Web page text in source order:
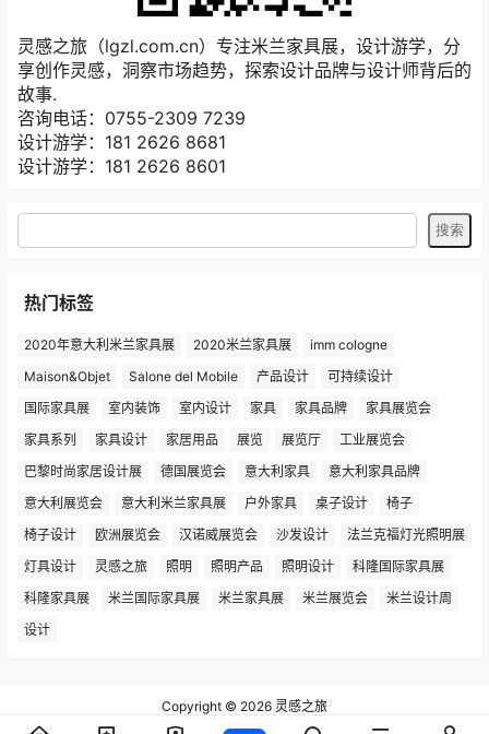
灵感之旅（lgzl.com.cn）专注米兰家具展，设计游学，分
享创作灵感，洞察市场趋势，探索设计品牌与设计师背后的
故事.
咨询电话：0755-2309 7239
设计游学：181 2626 8681
设计游学：181 2626 8601
热门标签
2020年意大利米兰家具展 2020米兰家具展
imm cologne
Maison&Objet
Salone del Mobile 产品设计
可持续设计
国际家具展
室内装饰 室内设计 家具 家具品牌
家具展览会
家具系列
家具设计 家居用品 展览 展览厅
工业展览会
巴黎时尚家居设计展
德国展览会 意大利家具
意大利家具品牌
意大利展览会
意大利米兰家具展 户外家具 桌子设计
椅子
椅子设计
欧洲展览会 汉诺威展览会 沙发设计
法兰克福灯光照明展
灯具设计
灵感之旅 照明 照明产品 照明设计
科隆国际家具展
科隆家具展
米兰国际家具展 米兰家具展 米兰展览会
米兰设计周
设计
Copyright © 2026 灵感之旅